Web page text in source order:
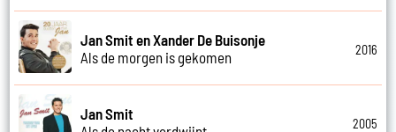
Jan Smit en Xander De Buisonje
Als de morgen is gekomen
2016
Jan Smit
2005